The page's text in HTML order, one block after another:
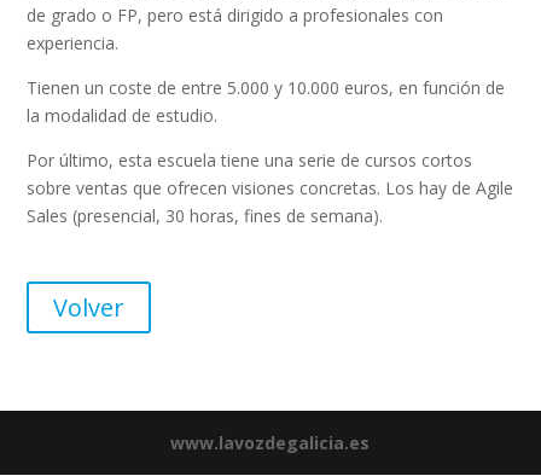
de grado o FP, pero está dirigido a profesionales con
experiencia.
Tienen un coste de entre 5.000 y 10.000 euros, en función de
la modalidad de estudio.
Por último, esta escuela tiene una serie de cursos cortos
sobre ventas que ofrecen visiones concretas. Los hay de Agile
Sales (presencial, 30 horas, fines de semana).
Volver
www.lavozdegalicia.es